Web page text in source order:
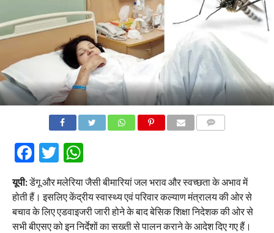
Facebook
Twitter
WhatsApp
यूपी:डेंगू और मलेरिया जैसी बीमारियां जल भराव और स्वच्छता के अभाव में
होती हैं। इसलिए केंद्रीय स्वास्थ्य एवं परिवार कल्याण मंत्रालय की ओर से
बचाव के लिए एडवाइजरी जारी होने के बाद बेसिक शिक्षा निदेशक की ओर से
सभी बीएसए को इन निर्देशों का सख्ती से पालन कराने के आदेश दिए गए हैं।